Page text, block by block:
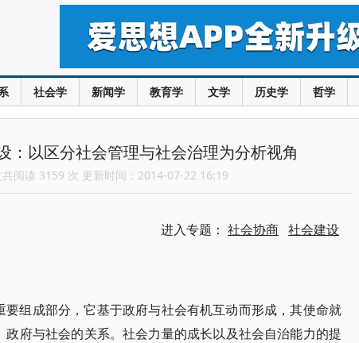
社会学 新闻学 教育学 文学 历史学 哲学
：以区分社会管理与社会治理为分析视角
阅读 3159 次 更新时间：2014-07-22 16:19
进入专题： 社会协商 社会建设
要组成部分，它基于政府与社会有机互动而形成，其使命就
府与社会的关系。社会力量的成长以及社会自治能力的提